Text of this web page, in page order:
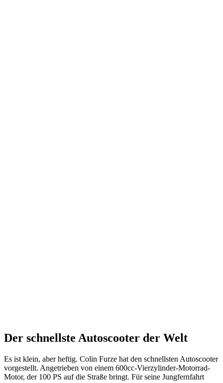
Der schnellste Autoscooter der Welt
Es ist klein, aber heftig. Colin Furze hat den schnellsten Autoscooter
vorgestellt. Angetrieben von einem 600cc-Vierzylinder-Motorrad-
Motor, der 100 PS auf die Straße bringt. Für seine Jungfernfahrt